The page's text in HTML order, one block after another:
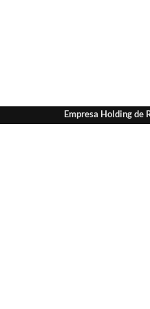
Empresa Holding de